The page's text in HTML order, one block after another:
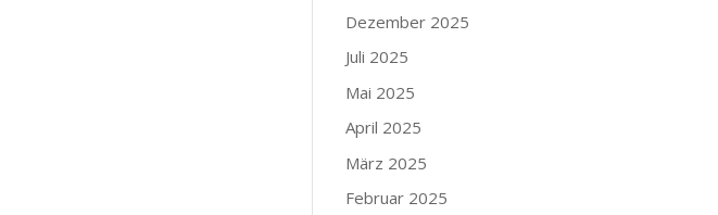
Dezember 2025
Juli 2025
Mai 2025
April 2025
März 2025
Februar 2025